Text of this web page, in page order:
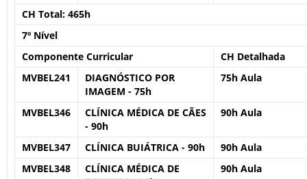
CH Total: 465h
7º Nível
Componente Curricular
CH Detalhada
MVBEL241
DIAGNÓSTICO POR
IMAGEM - 75h
75h Aula
MVBEL346
CLÍNICA MÉDICA DE CÃES
- 90h
90h Aula
MVBEL347 CLÍNICA BUIÁTRICA - 90h
90h Aula
MVBEL348
CLÍNICA MÉDICA DE
90h Aula